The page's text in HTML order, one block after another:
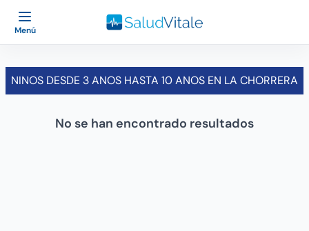
Menú
NINOS DESDE 3 ANOS HASTA 10 ANOS EN LA CHORRERA
No se han encontrado resultados